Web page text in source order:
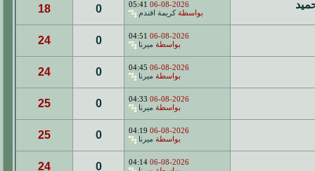
06-08-2026
05:41
بواسطةكريمة افندم 0
18
06-08-2026
04:51
بواسطة ميرنا 0
24
06-08-2026
04:45
بواسطة ميرنا 0
24
06-08-2026
04:33
بواسطة ميرنا 0
25
06-08-2026
04:19
بواسطة ميرنا 0
25
06-08-2026
04:14
0
24